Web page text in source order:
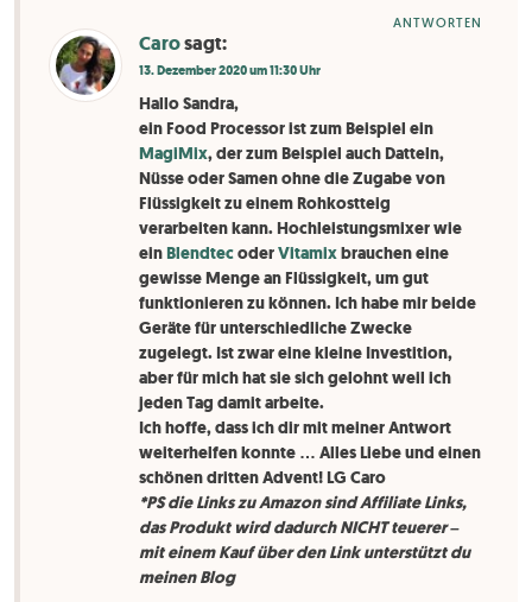
Carosagt:
13. Dezember 2020 um 11:30 Uhr
Hallo Sandra,
ein Food Processor ist zum Beispiel ein
MagiMix, der zum Beispiel auch Datteln,
Nüsse oder Samen ohne die Zugabe von
Flüssigkeit zu einem Rohkostteig
verarbeiten kann. Hochleistungsmixer wie
einBlendtecoderVitamixbrauchen eine
gewisse Menge an Flüssigkeit, um gut
funktionieren zu können. Ich habe mir beide
Geräte für unterschiedliche Zwecke
zugelegt. Ist zwar eine kleine Investition,
aber für mich hat sie sich gelohnt weil ich
jeden Tag damit arbeite.
Ich hoffe, dass ich dir mit meiner Antwort
weiterhelfen konnte … Alles Liebe und einen
schönen dritten Advent! LG Caro
*PS die Links zu Amazon sind Affiliate Links,
das Produkt wird dadurch NICHT teuerer –
mit einem Kauf über den Link unterstützt du
meinen Blog
ANTWORTEN